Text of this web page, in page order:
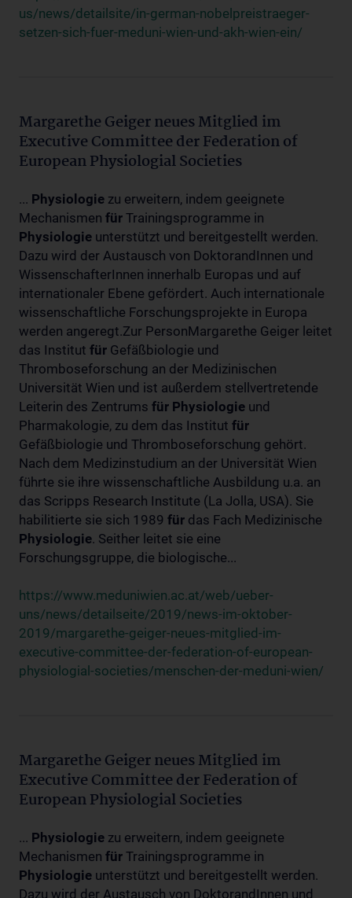
us/news/detailsite/in-german-nobelpreistraeger-
setzen-sich-fuer-meduni-wien-und-akh-wien-ein/
Margarethe Geiger neues Mitglied im
Executive Committee der Federation of
European Physiologial Societies
... Physiologie zu erweitern, indem geeignete
Mechanismen für Trainingsprogramme in
Physiologie unterstützt und bereitgestellt werden.
Dazu wird der Austausch von DoktorandInnen und
WissenschafterInnen innerhalb Europas und auf
internationaler Ebene gefördert. Auch internationale
wissenschaftliche Forschungsprojekte in Europa
werden angeregt.Zur PersonMargarethe Geiger leitet
das Institut für Gefäßbiologie und
Thromboseforschung an der Medizinischen
Universität Wien und ist außerdem stellvertretende
Leiterin des Zentrums für Physiologie und
Pharmakologie, zu dem das Institut für
Gefäßbiologie und Thromboseforschung gehört.
Nach dem Medizinstudium an der Universität Wien
führte sie ihre wissenschaftliche Ausbildung u.a. an
das Scripps Research Institute (La Jolla, USA). Sie
habilitierte sie sich 1989 für das Fach Medizinische
Physiologie. Seither leitet sie eine
Forschungsgruppe, die biologische...
https://www.meduniwien.ac.at/web/ueber-
uns/news/detailseite/2019/news-im-oktober-
2019/margarethe-geiger-neues-mitglied-im-
executive-committee-der-federation-of-european-
physiologial-societies/menschen-der-meduni-wien/
Margarethe Geiger neues Mitglied im
Executive Committee der Federation of
European Physiologial Societies
... Physiologie zu erweitern, indem geeignete
Mechanismen für Trainingsprogramme in
Physiologie unterstützt und bereitgestellt werden.
Dazu wird der Austausch von DoktorandInnen und